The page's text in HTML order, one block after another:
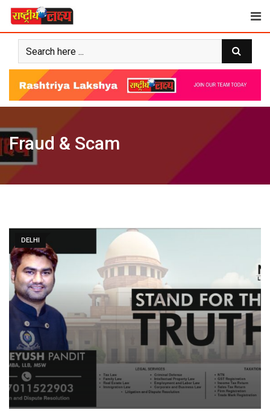
Skip
content
Fraud & Scam
DELHI